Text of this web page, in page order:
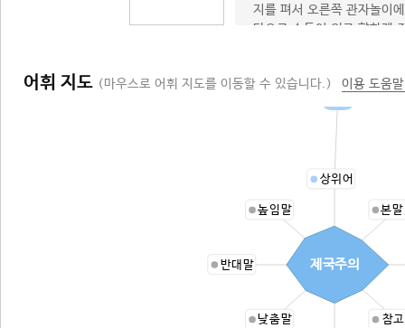
지를 펴서 오른쪽 관자놀이
닥으로 손등이 위로 향하게
어휘 지도 (마우스로 어휘 지도를 이동할 수 있습니다.) 이용 도움
상위어
본
참
낮춤말
반대말
높임말
제국주의